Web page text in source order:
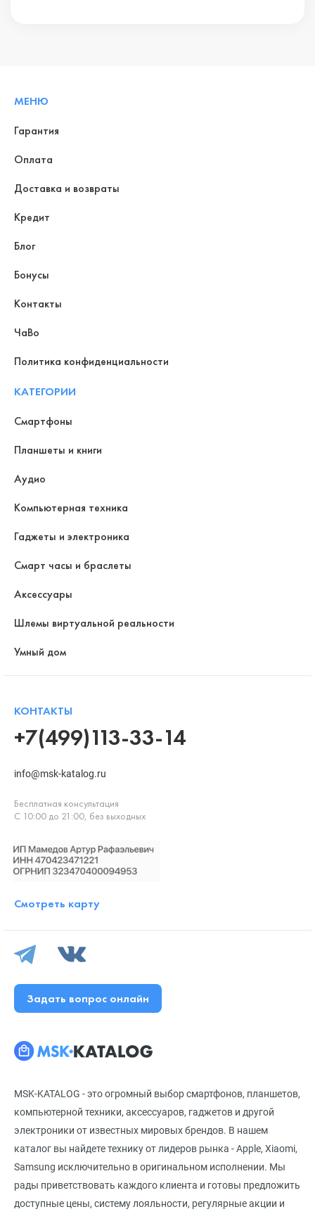
MSK-KATALOG - это огромный выбор смартфонов, планшетов,
компьютерной техники, аксессуаров, гаджетов и другой
электроники от известных мировых брендов. В нашем
каталог вы найдете технику от лидеров рынка - Apple, Xiaomi,
Samsung исключительно в оригинальном исполнении. Мы
рады приветствовать каждого клиента и готовы предложить
доступные цены, систему лояльности, регулярные акции и
МЕНЮ
Гарантия
Оплата
Доставка и возвраты
Кредит
Блог
Бонусы
Контакты
ЧаВо
Политика конфиденциальности
КАТЕГОРИИ
Смартфоны
Планшеты и книги
Аудио
Компьютерная техника
Гаджеты и электроника
Смарт часы и браслеты
Аксессуары
Шлемы виртуальной реальности
Умный дом
КОНТАКТЫ
+7(499)113-33-14
info@msk-katalog.ru
Бесплатная консультация
С 10:00 до 21:00, без выходных
Смотреть карту
Задать вопрос онлайн